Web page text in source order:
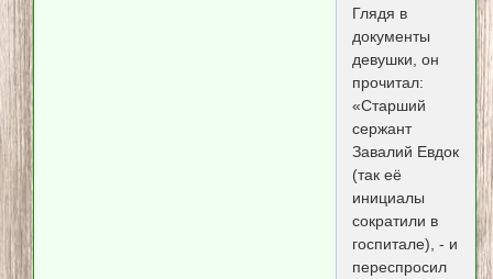
Глядя в
документы
девушки, он
прочитал:
«Старший
сержант
Завалий Евдок
(так её
инициалы
сократили в
госпитале), - и
переспросил